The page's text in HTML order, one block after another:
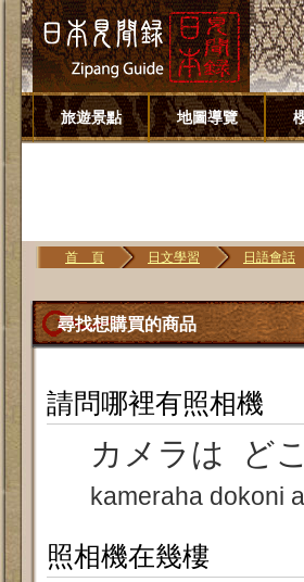
旅遊景點 地圖導覽
首 頁 日文學習 日語會話
尋找想購買的商品
請問哪裡有照相機
カメラは ど
kameraha dokoni
照相機在幾樓